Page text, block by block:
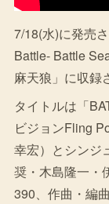
7/18(水)に発売
Battle- Battle
麻天狼」に収録
タイトルは「
ビジョンFling
幸宏）とシンジ
奨・木島隆一・
390、作曲・編